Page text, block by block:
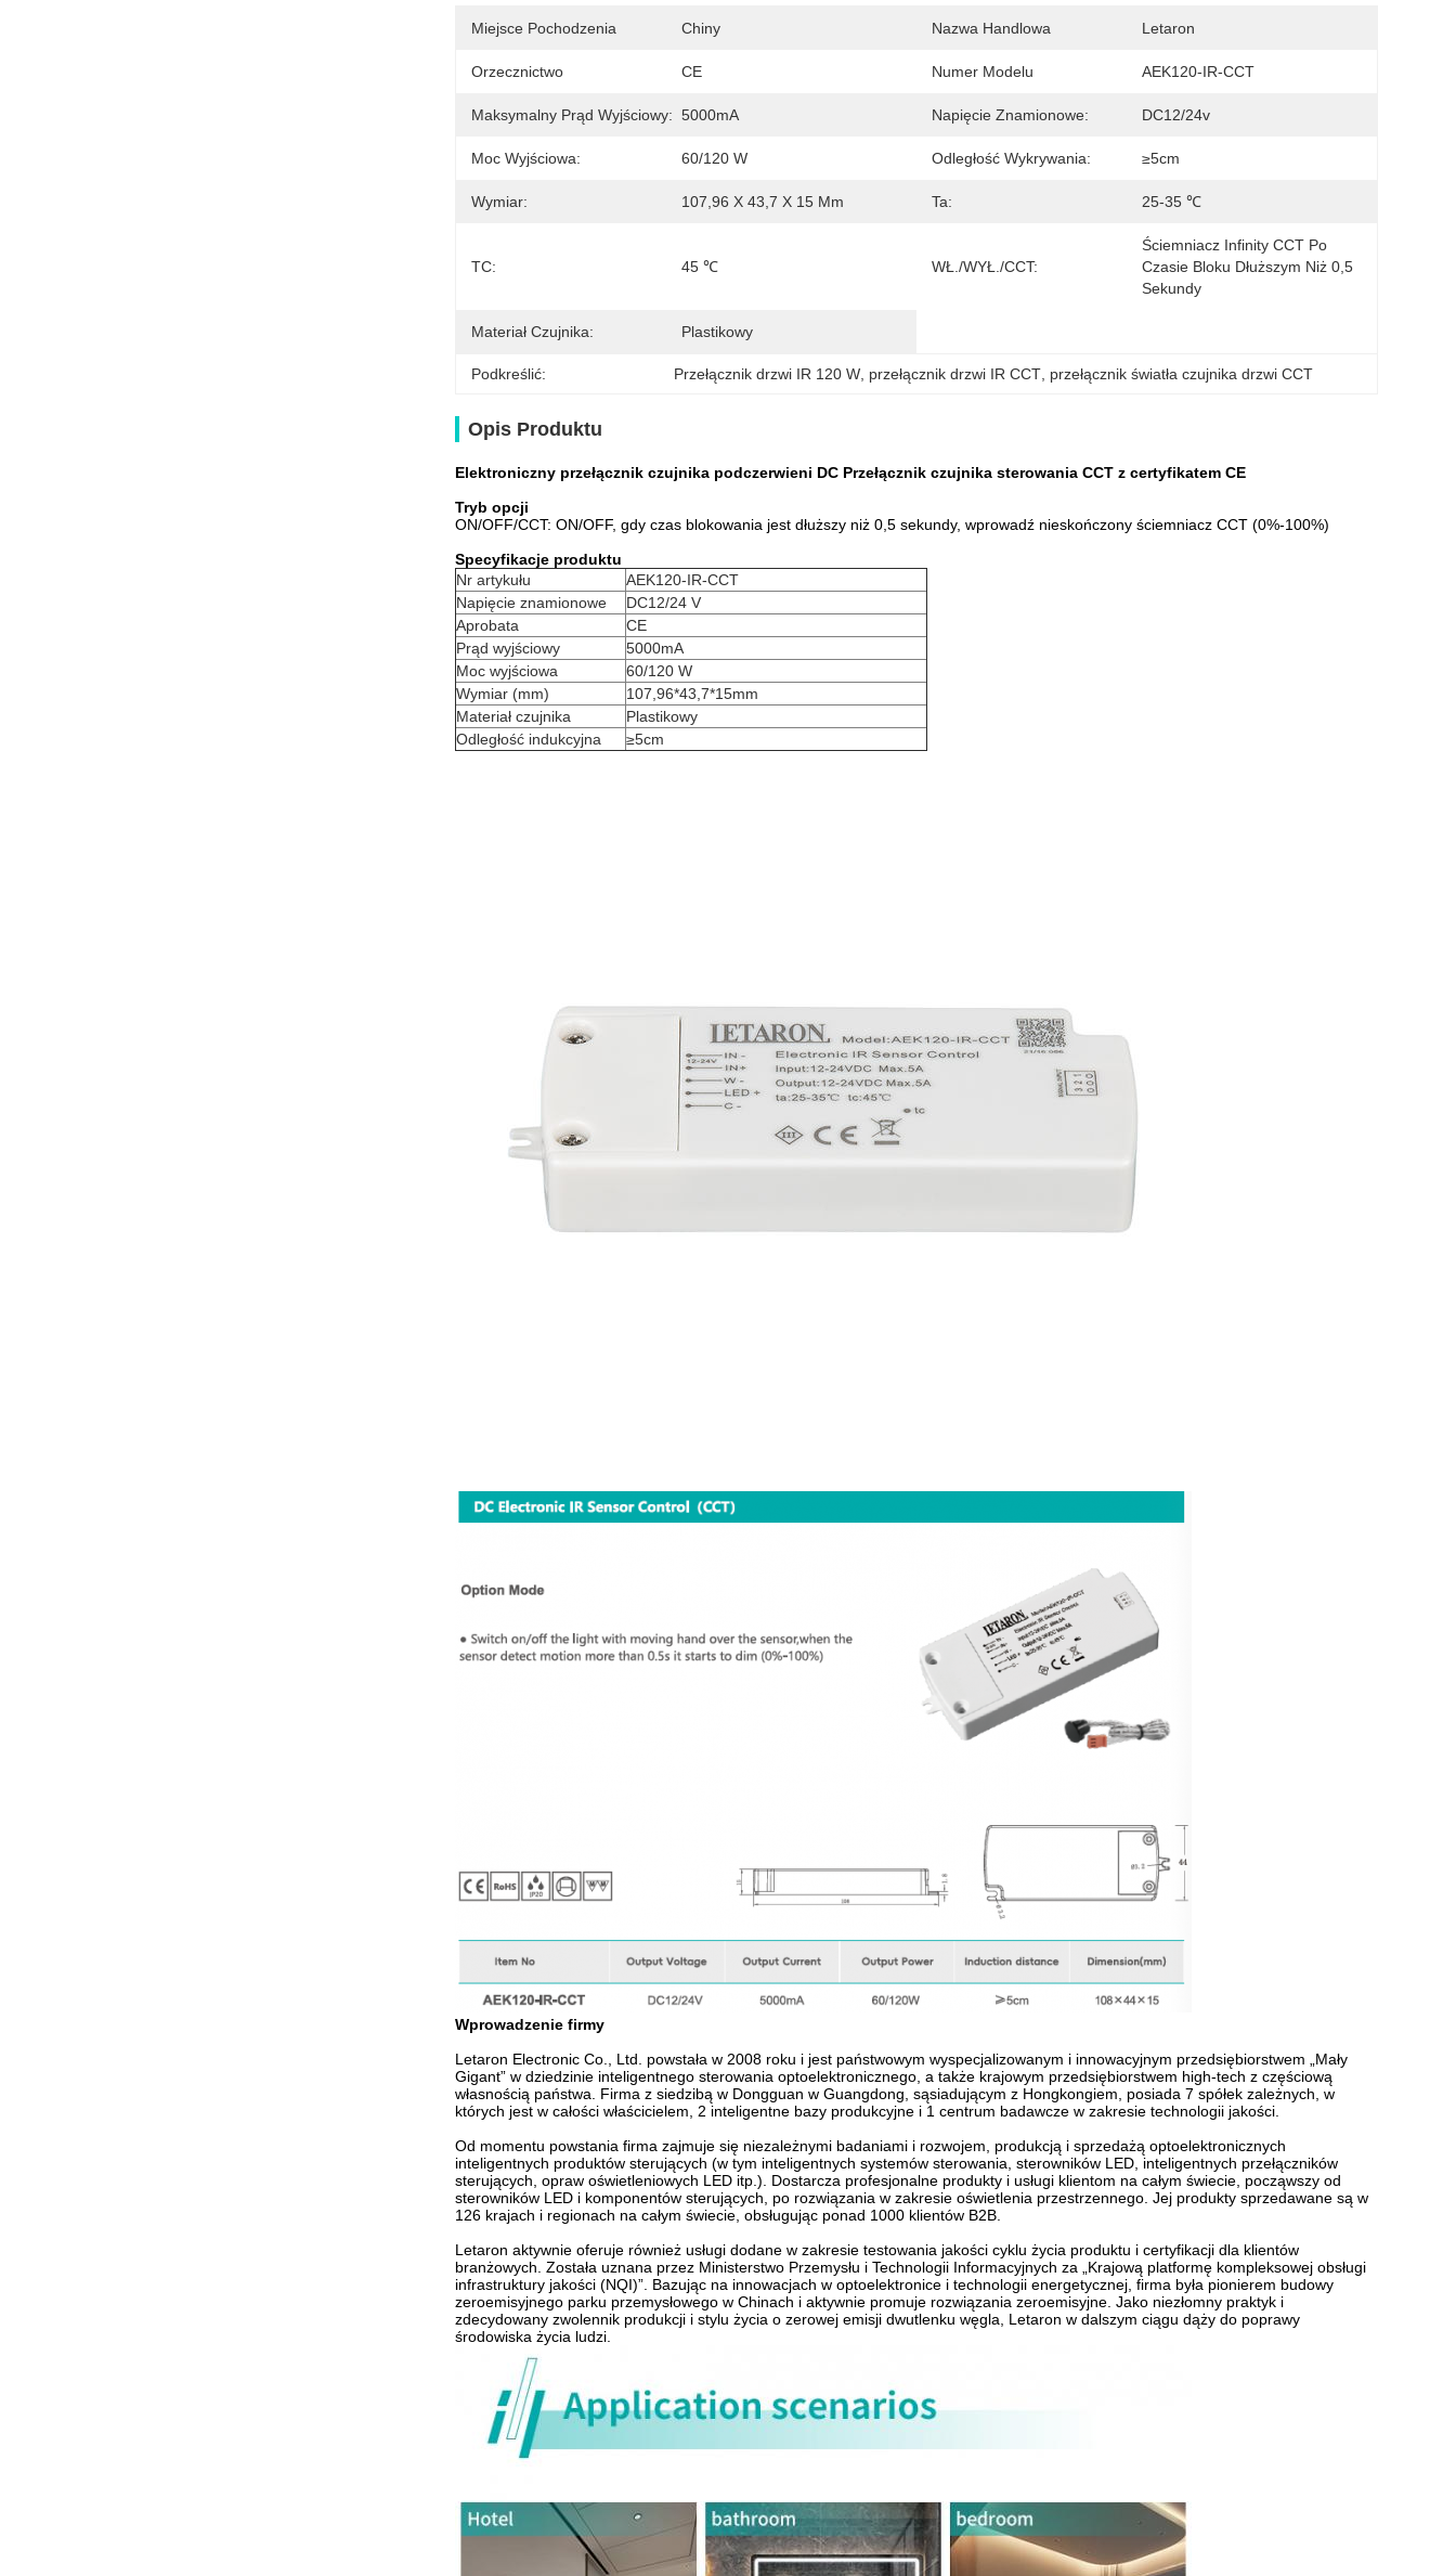
Miejsce Pochodzenia Chiny Nazwa Handlowa Letaron
Orzecznictwo CE Numer Modelu AEK120-IR-CCT
Maksymalny Prąd Wyjściowy: 5000mA Napięcie Znamionowe: DC12/24v
Moc Wyjściowa: 60/120 W Odległość Wykrywania: ≥5cm
Wymiar: 107,96 X 43,7 X 15 Mm Ta: 25-35 ℃
TC: 45 ℃ WŁ./WYŁ./CCT:
Ściemniacz Infinity CCT Po
Czasie Bloku Dłuższym Niż 0,5
Sekundy
Materiał Czujnika: Plastikowy
Podkreślić: Przełącznik drzwi IR 120 W przełącznik drzwi IR CCT przełącznik światła czujnika drzwi CCT
Opis Produktu
Elektroniczny przełącznik czujnika podczerwieni DC Przełącznik czujnika sterowania CCT z certyfikatem CE
Tryb opcji
ON/OFF/CCT: ON/OFF, gdy czas blokowania jest dłuższy niż 0,5 sekundy, wprowadź nieskończony ściemniacz CCT (0%-100%)
Specyfikacje produktu
Nr artykułu
AEK120-IR-CCT
Napięcie znamionowe
DC12/24 V
Aprobata
CE
Prąd wyjściowy
5000mA
Moc wyjściowa
60/120 W
Wymiar (mm)
107,96*43,7*15mm
Materiał czujnika
Plastikowy
Odległość indukcyjna
≥5cm
Wprowadzenie firmy
Letaron Electronic Co., Ltd. powstała w 2008 roku i jest państwowym wyspecjalizowanym i innowacyjnym przedsiębiorstwem „Mały
Gigant” w dziedzinie inteligentnego sterowania optoelektronicznego, a także krajowym przedsiębiorstwem high-tech z częściową
własnością państwa. Firma z siedzibą w Dongguan w Guangdong, sąsiadującym z Hongkongiem, posiada 7 spółek zależnych, w
których jest w całości właścicielem, 2 inteligentne bazy produkcyjne i 1 centrum badawcze w zakresie technologii jakości.
Od momentu powstania firma zajmuje się niezależnymi badaniami i rozwojem, produkcją i sprzedażą optoelektronicznych
inteligentnych produktów sterujących (w tym inteligentnych systemów sterowania, sterowników LED, inteligentnych przełączników
sterujących, opraw oświetleniowych LED itp.). Dostarcza profesjonalne produkty i usługi klientom na całym świecie, począwszy od
sterowników LED i komponentów sterujących, po rozwiązania w zakresie oświetlenia przestrzennego. Jej produkty sprzedawane są w
126 krajach i regionach na całym świecie, obsługując ponad 1000 klientów B2B.
Letaron aktywnie oferuje również usługi dodane w zakresie testowania jakości cyklu życia produktu i certyfikacji dla klientów
branżowych. Została uznana przez Ministerstwo Przemysłu i Technologii Informacyjnych za „Krajową platformę kompleksowej obsługi
infrastruktury jakości (NQI)”. Bazując na innowacjach w optoelektronice i technologii energetycznej, firma była pionierem budowy
zeroemisyjnego parku przemysłowego w Chinach i aktywnie promuje rozwiązania zeroemisyjne. Jako niezłomny praktyk i
zdecydowany zwolennik produkcji i stylu życia o zerowej emisji dwutlenku węgla, Letaron w dalszym ciągu dąży do poprawy
środowiska życia ludzi.